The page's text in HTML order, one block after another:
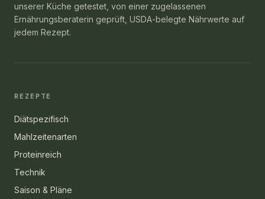
unserer Küche getestet, von einer zugelassenen
Ernährungsberaterin geprüft, USDA-belegte Nährwerte auf
jedem Rezept.
REZEPTE
Diätspezifisch
Mahlzeitenarten
Proteinreich
Technik
Saison & Pläne